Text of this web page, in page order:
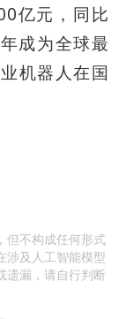
亿元，同比
成为全球最
机器人在国
但不构成任何形式
涉及人工智能模型
遗漏，请自行判断